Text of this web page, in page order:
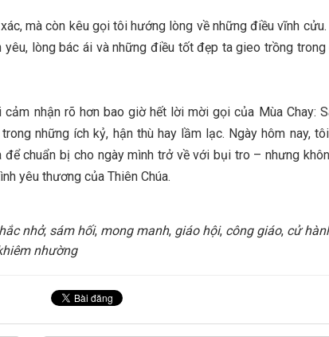
mà còn kêu gọi tôi hướng lòng về những điều vĩnh cửu.
lòng bác ái và những điều tốt đẹp ta gieo trồng
nhận rõ hơn bao giờ hết lời mời gọi của Mùa Chay:
những ích kỷ, hận thù hay lầm lạc. Ngày hôm nay,
chuẩn bị cho ngày mình trở về với bụi tro – nhưng
yêu thương của Thiên Chúa.
nhở, sám hối, mong manh, giáo hội, công giáo, cử
nhường